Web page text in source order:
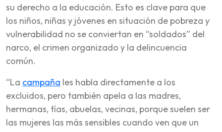
su derecho a la educación. Esto es clave para que
los niños, niñas y jóvenes en situación de pobreza y
vulnerabilidad no se conviertan en “soldados” del
narco, el crimen organizado y la delincuencia
común.
“La campaña les habla directamente a los
excluidos, pero también apela a las madres,
hermanas, tías, abuelas, vecinas, porque suelen ser
las mujeres las más sensibles cuando ven que un